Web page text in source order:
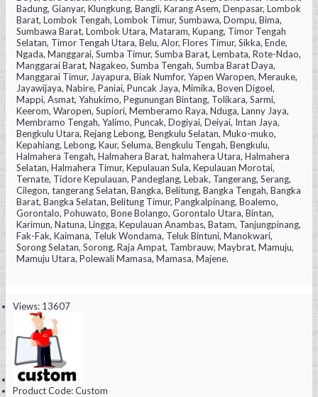
Badung, Gianyar, Klungkung, Bangli, Karang Asem, Denpasar, Lombok
Barat, Lombok Tengah, Lombok Timur, Sumbawa, Dompu, Bima,
Sumbawa Barat, Lombok Utara, Mataram, Kupang, Timor Tengah
Selatan, Timor Tengah Utara, Belu, Alor, Flores Timur, Sikka, Ende,
Ngada, Manggarai, Sumba Timur, Sumba Barat, Lembata, Rote-Ndao,
Manggarai Barat, Nagakeo, Sumba Tengah, Sumba Barat Daya,
Manggarai Timur, Jayapura, Biak Numfor, Yapen Waropen, Merauke,
Jayawijaya, Nabire, Paniai, Puncak Jaya, Mimika, Boven Digoel,
Mappi, Asmat, Yahukimo, Pegunungan Bintang, Tolikara, Sarmi,
Keerom, Waropen, Supiori, Memberamo Raya, Nduga, Lanny Jaya,
Membramo Tengah, Yalimo, Puncak, Dogiyai, Deiyai, Intan Jaya,
Bengkulu Utara, Rejang Lebong, Bengkulu Selatan, Muko-muko,
Kepahiang, Lebong, Kaur, Seluma, Bengkulu Tengah, Bengkulu,
Halmahera Tengah, Halmahera Barat, halmahera Utara, Halmahera
Selatan, Halmahera Timur, Kepulauan Sula, Kepulauan Morotai,
Ternate, Tidore Kepulauan, Pandeglang, Lebak, Tangerang, Serang,
Cilegon, tangerang Selatan, Bangka, Belitung, Bangka Tengah, Bangka
Barat, Bangka Selatan, Belitung Timur, Pangkalpinang, Boalemo,
Gorontalo, Pohuwato, Bone Bolango, Gorontalo Utara, Bintan,
Karimun, Natuna, Lingga, Kepulauan Anambas, Batam, Tanjungpinang,
Fak-Fak, Kaimana, Teluk Wondama, Teluk Bintuni, Manokwari,
Sorong Selatan, Sorong, Raja Ampat, Tambrauw, Maybrat, Mamuju,
Mamuju Utara, Polewali Mamasa, Mamasa, Majene.
Views: 13607
Product Code:Custom